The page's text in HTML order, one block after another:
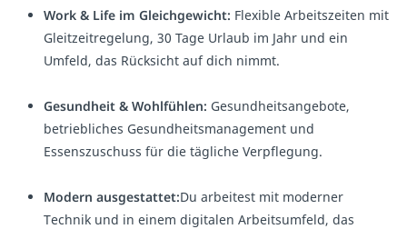
Work & Life im Gleichgewicht: Flexible Arbeitszeiten mit
Gleitzeitregelung, 30 Tage Urlaub im Jahr und ein
Umfeld, das Rücksicht auf dich nimmt.
Gesundheit & Wohlfühlen: Gesundheitsangebote,
betriebliches Gesundheitsmanagement und
Essenszuschuss für die tägliche Verpflegung.
Modern ausgestattet:Du arbeitest mit moderner
Technik und in einem digitalen Arbeitsumfeld, das